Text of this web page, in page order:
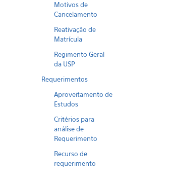
Motivos de
Cancelamento
Reativação de
Matrícula
Regimento Geral
da USP
Requerimentos
Aproveitamento de
Estudos
Critérios para
análise de
Requerimento
Recurso de
requerimento